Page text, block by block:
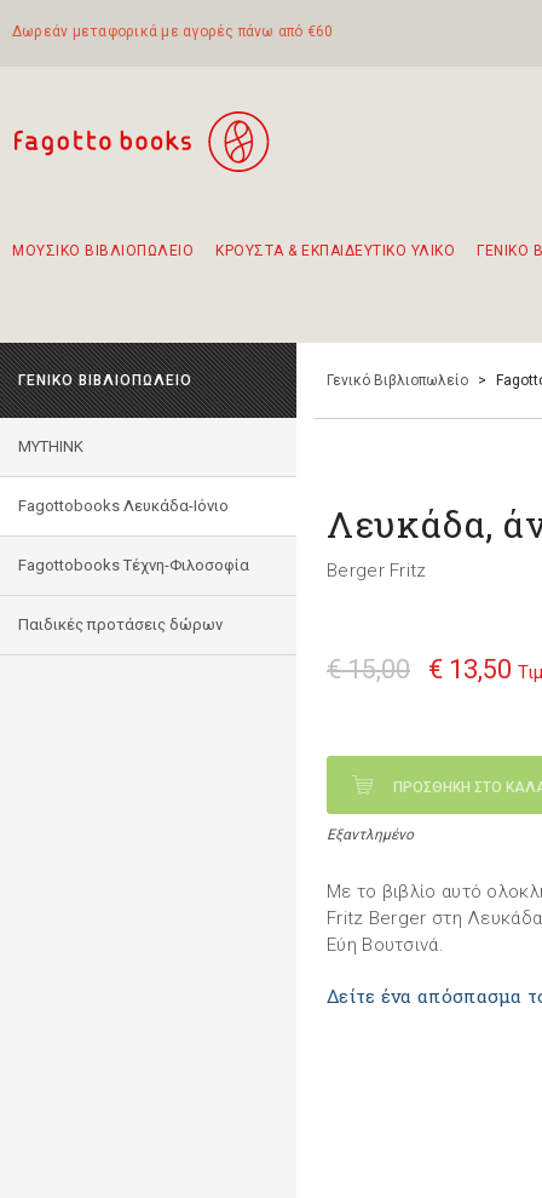
Δωρεάν μεταφορικά με αγορές πάνω από €60
ΜΟΥΣΙΚΟ ΒΙΒΛΙΟΠΩΛΕΙΟ ΚΡΟΥΣΤΑ & ΕΚΠΑΙΔΕΥΤΙΚΟ ΥΛΙΚΟ ΓΕΝΙΚΟ
ΓΕΝΙΚΟ ΒΙΒΛΙΟΠΩΛΕΙΟ
MYTHINK
Fagottobooks Λευκάδα-Ιόνιο
Fagottobooks Τέχνη-Φιλοσοφία
Παιδικές προτάσεις δώρων
Γενικό Βιβλιοπωλείο >
Λευκάδα,
Berger Fritz
€ 15,00 € 13,50
ΠΡΟΣΘΗΚΗ ΣΤΟ
Εξαντλημένο
Με το βιβλίο αυτό
Fritz Berger στη Λευκάδα
Εύη Βουτσινά.
Δείτε ένα απόσπασμα